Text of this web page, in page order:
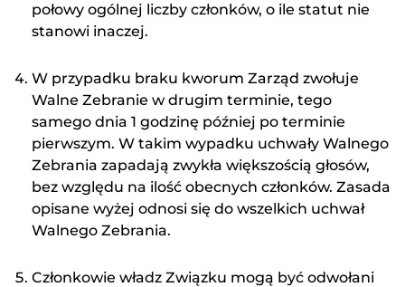
połowy ogólnej liczby członków, o ile statut nie
stanowi inaczej.
W przypadku braku kworum Zarząd zwołuje
Walne Zebranie w drugim terminie, tego
samego dnia 1 godzinę później po terminie
pierwszym. W takim wypadku uchwały Walnego
Zebrania zapadają zwykła większością głosów,
bez względu na ilość obecnych członków. Zasada
opisane wyżej odnosi się do wszelkich uchwał
Walnego Zebrania.
Członkowie władz Związku mogą być odwołani